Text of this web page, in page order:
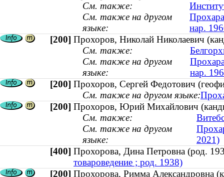
См. также:
См. также на другом
языке:
нар.
[200] Прохоров, Николай Николаевич
См. также:
См. также на другом
языке:
нар.
[200] Прохоров, Сергей Федотович
См. также на другом языке:
[200] Прохоров, Юрий Михайлович
См. также:
См. также на другом
языке:
2021)
[400] Прохорова, Дина Петровна (род.
товароведение ; род. 1938)
[200] Прохорова, Римма Александровна